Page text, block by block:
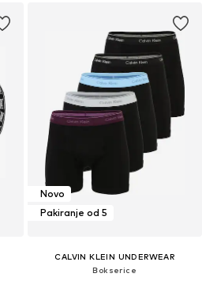
Novo
Pakiranje od 5
CALVIN KLEIN UNDERWEAR
Bokserice